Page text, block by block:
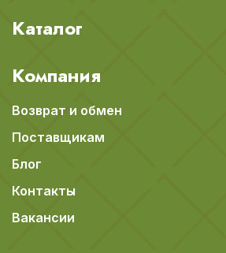
Каталог
Компания
Возврат и обмен
Поставщикам
Блог
Контакты
Вакансии